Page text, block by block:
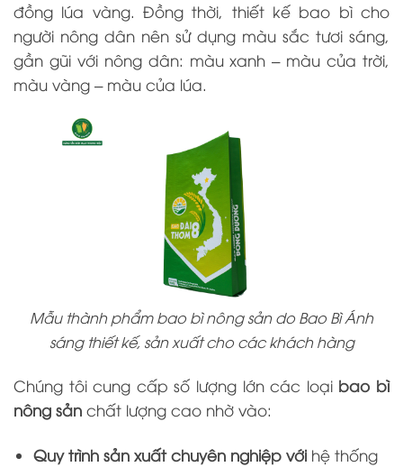
đồng lúa vàng. Đồng thời, thiết kế bao bì cho
người nông dân nên sử dụng màu sắc tươi sáng,
gần gũi với nông dân: màu xanh – màu của trời,
màu vàng – màu của lúa.
Mẫu thành phẩm bao bì nông sản do Bao Bì Ánh
sáng thiết kế, sản xuất cho các khách hàng
Chúng tôi cung cấp số lượng lớn các loại bao bì
nông sản chất lượng cao nhờ vào:
Quy trình sản xuất chuyên nghiệp với hệ thống